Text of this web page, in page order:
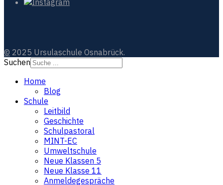
© 2025 Ursulaschule Osnabrück.
Suchen
Home
Blog
Schule
Leitbild
Geschichte
Schulpastoral
MINT-EC
Umweltschule
Neue Klassen 5
Neue Klasse 11
Anmeldegespräche